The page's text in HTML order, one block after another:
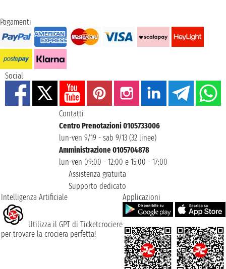
Pagamenti
Social
Contatti
Centro Prenotazioni 0105733006
lun-ven 9/19 - sab 9/13 (32 linee)
Amministrazione 0105704878
lun-ven 09:00 - 12:00 e 15:00 - 17:00
Assistenza gratuita
Supporto dedicato
Intelligenza Artificiale
Utilizza il GPT di Ticketcrociere
per trovare la crociera perfetta!
Applicazioni